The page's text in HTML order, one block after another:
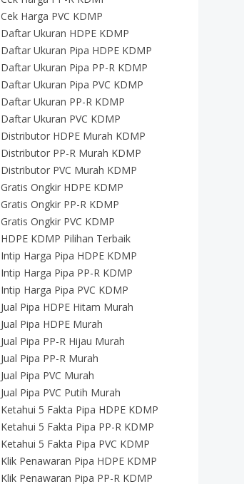
Cek Harga PVC KDMP
Daftar Ukuran HDPE KDMP
Daftar Ukuran Pipa HDPE KDMP
Daftar Ukuran Pipa PP-R KDMP
Daftar Ukuran Pipa PVC KDMP
Daftar Ukuran PP-R KDMP
Daftar Ukuran PVC KDMP
Distributor HDPE Murah KDMP
Distributor PP-R Murah KDMP
Distributor PVC Murah KDMP
Gratis Ongkir HDPE KDMP
Gratis Ongkir PP-R KDMP
Gratis Ongkir PVC KDMP
HDPE KDMP Pilihan Terbaik
Intip Harga Pipa HDPE KDMP
Intip Harga Pipa PP-R KDMP
Intip Harga Pipa PVC KDMP
Jual Pipa HDPE Hitam Murah
Jual Pipa HDPE Murah
Jual Pipa PP-R Hijau Murah
Jual Pipa PP-R Murah
Jual Pipa PVC Murah
Jual Pipa PVC Putih Murah
Ketahui 5 Fakta Pipa HDPE KDMP
Ketahui 5 Fakta Pipa PP-R KDMP
Ketahui 5 Fakta Pipa PVC KDMP
Klik Penawaran Pipa HDPE KDMP
Klik Penawaran Pipa PP-R KDMP